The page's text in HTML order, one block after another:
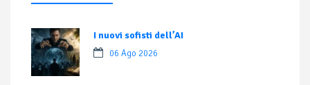
I nuovi sofisti dell’AI
06 Ago 2026